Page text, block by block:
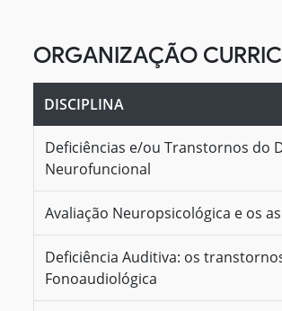
ORGANIZAÇÃO
DISCIPLINA
Deficiências e/ou Transtornos do
Neurofuncional
Avaliação Neuropsicológica e os
Deficiência Auditiva: os
Fonoaudiológica